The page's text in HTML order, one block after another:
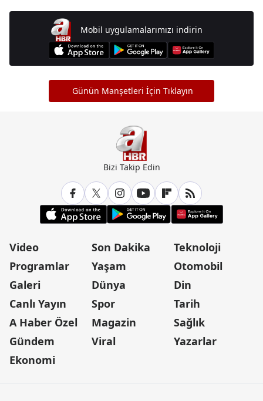
Mobil uygulamalarımızı indirin
Günün Manşetleri İçin Tıklayın
Bizi Takip Edin
Video
Programlar
Galeri
Canlı Yayın
A Haber Özel
Gündem
Ekonomi
Son Dakika
Yaşam
Dünya
Spor
Magazin
Viral
Teknoloji
Otomobil
Din
Tarih
Sağlık
Yazarlar